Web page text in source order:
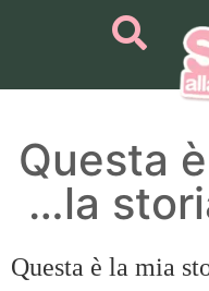
Questa
…la
Questa è la mia